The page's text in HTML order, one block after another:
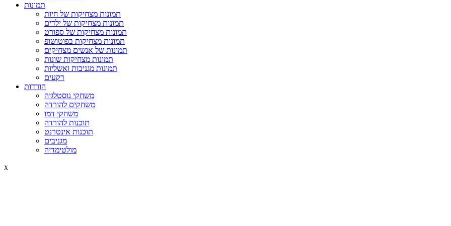
תמונות
תמונות מצחיקות של חיות
תמונות מצחיקות של ילדים
תמונות מצחיקות של ספורט
תמונות מצחיקות בפוטושופ
תמונות של אנשים מצחיקים
תמונות מצחיקות שונות
תמונות מגניבות ואשליות
רקעים
הורדות
משחקי נוסטלגיה
משחקים להורדה
משחקי דמו
תוכנות להורדה
תוכנות אינטרנט
מגניבים
מולטימדיה
x